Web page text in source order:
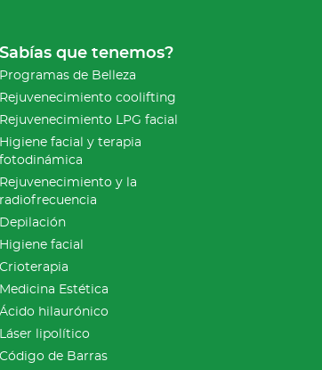
que tenemos?
Programas de Belleza
Rejuvenecimiento coolifting
Rejuvenecimiento LPG facial
Higiene facial y terapia
fotodinámica
Rejuvenecimiento y la
radiofrecuencia
Depilación
Higiene facial
Crioterapia
Medicina Estética
Ácido hilaurónico
Láser lipolítico
Código de Barras